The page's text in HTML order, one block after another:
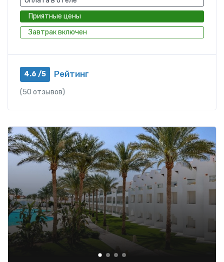
Приятные цены
Завтрак включен
4.6 /5 Рейтинг
(50 отзывов)